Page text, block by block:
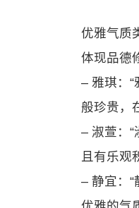
优雅气质
体现品德
– 雅琪：“
般珍贵，
– 淑萱：“
且有乐观
– 静宜：“